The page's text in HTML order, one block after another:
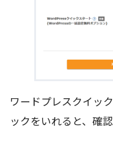
ワードプレスクイッ
ックをいれると、確